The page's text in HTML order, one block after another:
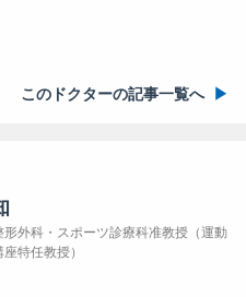
このドクターの記事一覧へ
形外科・スポーツ診療科准教授（運動
特任教授）